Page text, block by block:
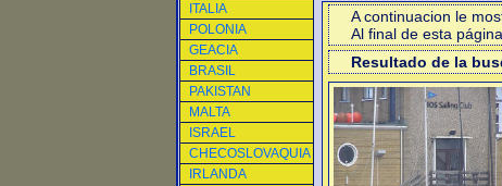
ITALIA
POLONIA
GEACIA
BRASIL
PAKISTAN
MALTA
ISRAEL
CHECOSLOVAQUIA
IRLANDA
A continuacion le
Al final de esta
Resultado de la